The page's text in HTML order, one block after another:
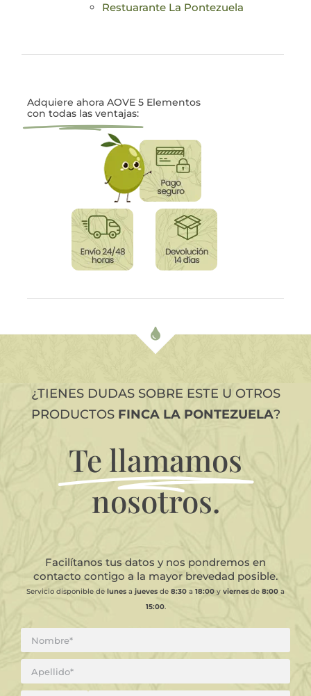
Restuarante La Pontezuela
Adquiere ahora AOVE 5 Elementos
con todas las ventajas:
¿TIENES DUDAS SOBRE ESTE U OTROS
PRODUCTOS FINCA LA PONTEZUELA?
Te llamamos
nosotros.
Facilítanos tus datos y nos pondremos en
contacto contigo a la mayor brevedad posible.
Servicio disponible de lunes a jueves de 8:30 a 18:00 y viernes de 8:00 a
15:00.